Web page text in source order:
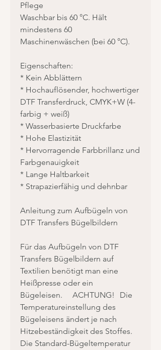
Pflege
Waschbar bis 60 °C. Hält
mindestens 60
Maschinenwäschen (bei 60 °C).
Eigenschaften:
* Kein Abblättern
* Hochauflösender, hochwertiger
DTF Transferdruck, CMYK+W (4-
farbig + weiß)
* Wasserbasierte Druckfarbe
* Hohe Elastizität
* Hervorragende Farbbrillanz und
Farbgenauigkeit
* Lange Haltbarkeit
* Strapazierfähig und dehnbar
Anleitung zum Aufbügeln von
DTF Transfers Bügelbildern
Für das Aufbügeln von DTF
Transfers Bügelbildern auf
Textilien benötigt man eine
Heißpresse oder ein
Bügeleisen. ACHTUNG! Die
Temperatureinstellung des
Bügeleisens ändert je nach
Hitzebeständigkeit des Stoffes.
Die Standard-Bügeltemperatur